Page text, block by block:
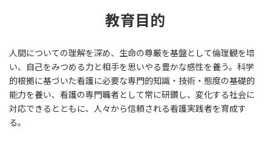
教育目的
人間についての理解を深め、生命の尊厳を基盤として倫理観を培
い、自己をみつめる力と相手を思いやる豊かな感性を養う。科学
的根拠に基づいた看護に必要な専門的知識・技術・態度の基礎的
能力を養い、看護の専門職者として常に研鑽し、変化する社会に
対応できるとともに、人々から信頼される看護実践者を育成す
る。